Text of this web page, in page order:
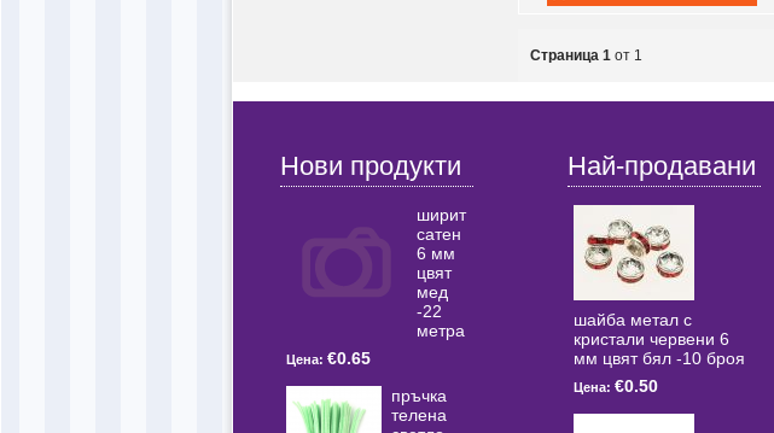
Страница 1 от 1
Нови продукти
ширит
сатен
6 мм
цвят
мед
-22
метра
Цена: €0.65
пръчка
телена
Най-продавани
шайба метал с
кристали червени 6
мм цвят бял -10 броя
Цена: €0.50